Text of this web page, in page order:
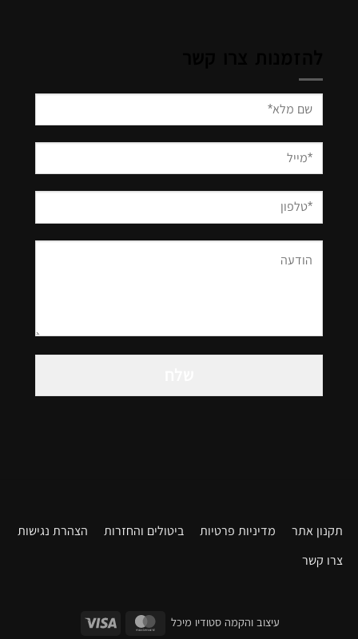
Please
this
תקנון אתר מדיניות פרטיות ביטולים והחזרות הצהרת נגישות
צרו קשר
עיצוב והקמה סטודיו מיכל
דילוג
דילוג